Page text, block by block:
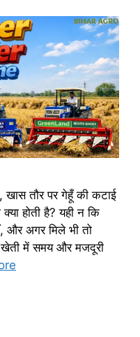
खास तौर पर गेहूँ की कटाई
होती है? यही न कि
और अगर मिले भी तो
में समय और मजदूरी